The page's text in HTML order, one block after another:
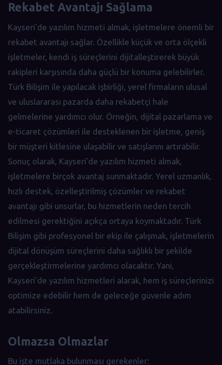
Rekabet Avantajı Sağlama
Kayseri'de yazılım hizmeti almak, işletmelere önemli bir
rekabet avantajı sağlar. Özellikle küçük ve orta ölçekli
işletmeler, kendi iş süreçlerini dijitalleştirerek büyük
rakipleri karşısında daha güçlü bir konuma gelebilirler.
Türk Bilişim ile yapılacak işbirliği, yerel firmaların ulusal
ve uluslararası pazarda daha rekabetçi hale
gelmelerine yardımcı olur. Örneğin, dijital pazarlama ve
e-ticaret çözümleri ile desteklenen bir işletme, geniş
bir müşteri kitlesine ulaşabilir ve satışlarını artırabilir.
Sonuç olarak, Kayseri'de yazılım hizmeti almak,
işletmelere birçok avantaj sunmaktadır. Yerel uzmanlık,
hızlı destek, özelleştirilmiş çözümler ve rekabet
avantajı gibi unsurlar, bu hizmetlerin neden tercih
edilmesi gerektiğini açıkça ortaya koymaktadır. Türk
Bilişim gibi profesyonel bir ekip ile çalışmak, işletmelerin
dijital dönüşüm süreçlerini daha sağlıklı bir şekilde
gerçekleştirmelerine yardımcı olacaktır. Yani,
Kayseri'de yazılım hizmetleri alarak, hem iş süreçlerinizi
optimize edebilir hem de geleceğe güvenle adım
atabilirsiniz.
Olmazsa Olmazlar
Bu işte mutlaka bulunması gerekenler: